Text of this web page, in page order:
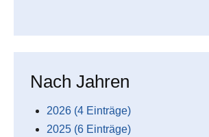
Nach Jahren
2026 (4 Einträge)
2025 (6 Einträge)